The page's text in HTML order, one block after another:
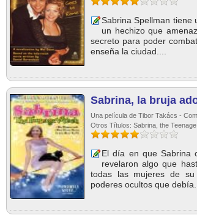
Sabrina Spellman tiene
un hechizo que
secreto para poder
enseña la ciudad....
Sabrina, la bruja
Una película de Tibor Takács -
Otros Títulos: Sabrina, the
El día en que Sabrina
revelaron algo que
todas las mujeres de
poderes ocultos que debía...